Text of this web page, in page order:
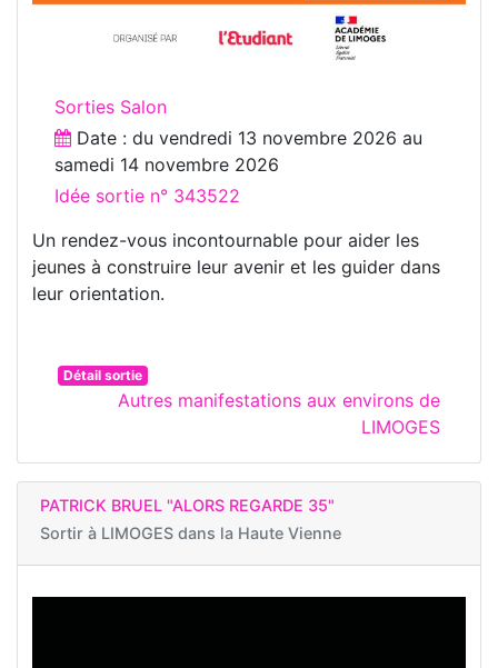
Sorties Salon
Date : du vendredi 13 novembre 2026 au
samedi 14 novembre 2026
Idée sortie n° 343522
Un rendez-vous incontournable pour aider les
jeunes à construire leur avenir et les guider dans
leur orientation.
Détail sortie
Autres manifestations aux environs de
LIMOGES
PATRICK BRUEL "ALORS REGARDE 35"
Sortir à LIMOGES dans la Haute Vienne